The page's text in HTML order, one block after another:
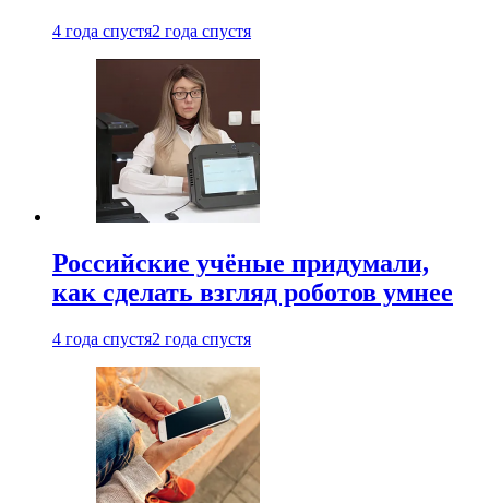
4 года спустя2 года спустя
Российские учёные придумали,
как сделать взгляд роботов умнее
4 года спустя2 года спустя